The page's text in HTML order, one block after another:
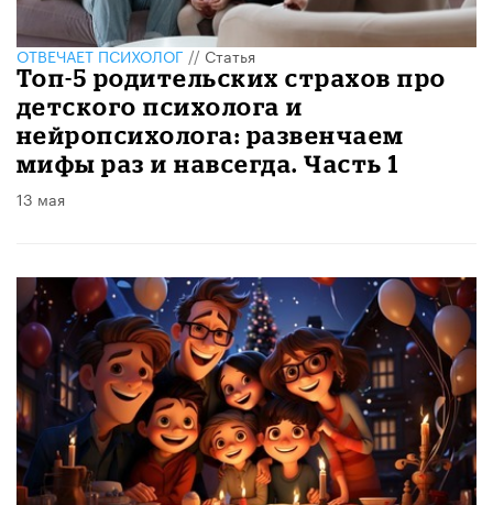
ОТВЕЧАЕТ ПСИХОЛОГ//Статья
​Топ-5 родительских страхов про
детского психолога и
нейропсихолога: развенчаем
мифы раз и навсегда. Часть 1
13 мая